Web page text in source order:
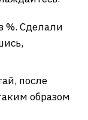
%. Сделали
после
образом